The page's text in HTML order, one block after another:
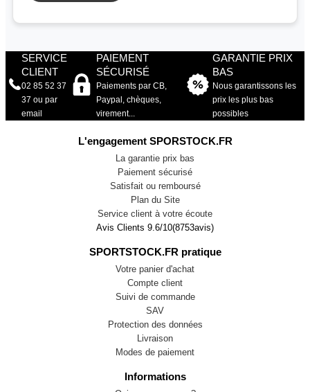
SERVICE
CLIENT
02 85 52 37
37 ou par
email
PAIEMENT
SÉCURISÉ
Paiements par CB,
Paypal, chèques,
virement...
GARANTIE PRIX
BAS
Nous garantissons les
prix les plus bas
possibles
L'engagement SPORSTOCK.FR
La garantie prix bas
Paiement sécurisé
Satisfait ou remboursé
Plan du Site
Service client à votre écoute
Avis Clients 9.6/10(8753avis)
SPORTSTOCK.FR pratique
Votre panier d'achat
Compte client
Suivi de commande
SAV
Protection des données
Livraison
Modes de paiement
Informations